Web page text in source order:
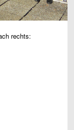
rechts: